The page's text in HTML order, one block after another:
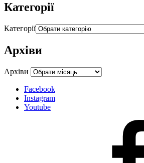
Категорії
Категорії
Архіви
Архіви
Facebook
Instagram
Youtube